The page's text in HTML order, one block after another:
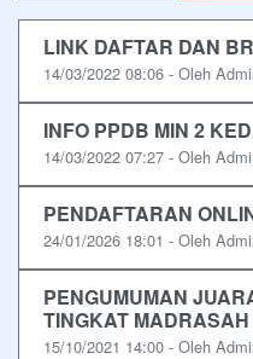
LINK DAFTAR DAN
14/03/2022 08:06 - Oleh
INFO PPDB MIN 2
14/03/2022 07:27 - Oleh
PENDAFTARAN
24/01/2026 18:01 - Oleh
PENGUMUMAN
TINGKAT
15/10/2021 14:00 - Oleh